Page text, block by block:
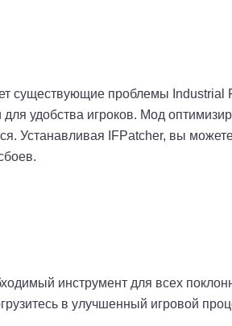
существующие проблемы Industrial
удобства игроков. Мод
Устанавливая IFPatcher, вы
инструмент для всех
в улучшенный игровой